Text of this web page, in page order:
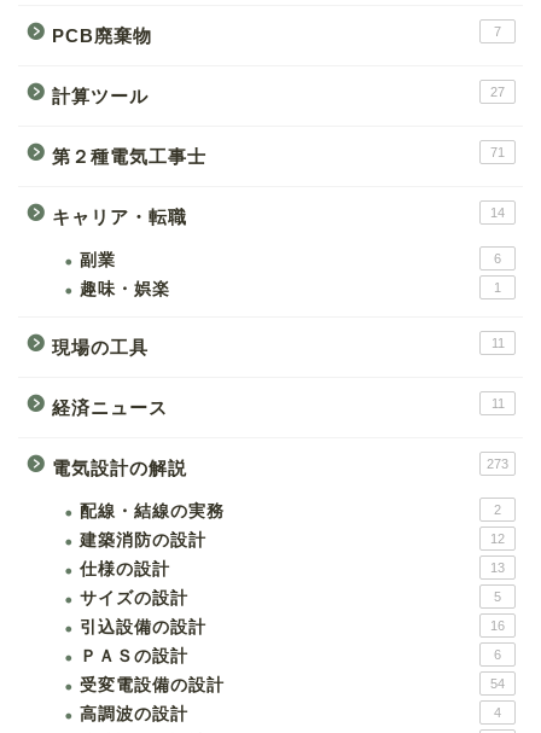
PCB廃棄物 7
計算ツール 27
第２種電気工事士 71
キャリア・転職 14
副業 6
趣味・娯楽 1
現場の工具 11
経済ニュース 11
電気設計の解説 273
配線・結線の実務 2
建築消防の設計 12
仕様の設計 13
サイズの設計 5
引込設備の設計 16
ＰＡＳの設計 6
受変電設備の設計 54
高調波の設計 4